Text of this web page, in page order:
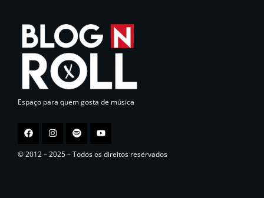
Espaço para quem gosta de música
© 2012 – 2025 – Todos os direitos reservados